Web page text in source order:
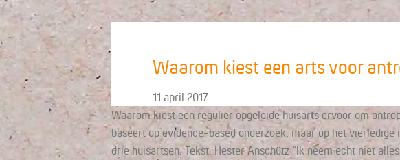
Waarom kiest een arts voor
11 april 2017
Waarom kiest een regulier opgeleide huisarts ervoor om
baseert op evidence-based onderzoek, maar op het
drie huisartsen. Tekst: Hester Anschütz “Ik neem echt niet